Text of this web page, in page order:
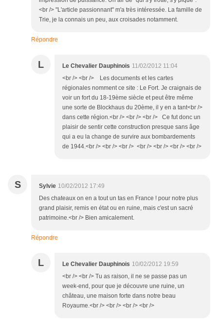
<br /> "L'article passionnant" m'a très intéressée. La famille de
Trie, je la connais un peu, aux croisades notamment.
Répondre
L Le Chevalier Dauphinois 11/02/2012 11:04
<br /> <br /> Les documents et les cartes
régionales nomment ce site : Le Fort. Je craignais de
voir un fort du 18-19ème siècle et peut être même
une sorte de Blockhaus du 20ème, il y en a tant<br />
dans cette région.<br /> <br /> <br /> Ce fut donc un
plaisir de sentir cette construction presque sans âge
qui a eu la change de survire aux bombardements
de 1944.<br /> <br /> <br /> <br /> <br /> <br /> <br />
S Sylvie 10/02/2012 17:49
Des chateaux on en a tout un tas en France ! pour notre plus
grand plaisir, remis en état ou en ruine, mais c'est un sacré
patrimoine.<br /> Bien amicalement.
Répondre
L Le Chevalier Dauphinois 10/02/2012 19:59
<br /> <br /> Tu as raison, il ne se passe pas un
week-end, pour que je découvre une ruine, un
château, une maison forte dans notre beau
Royaume.<br /> <br /> <br /> <br />